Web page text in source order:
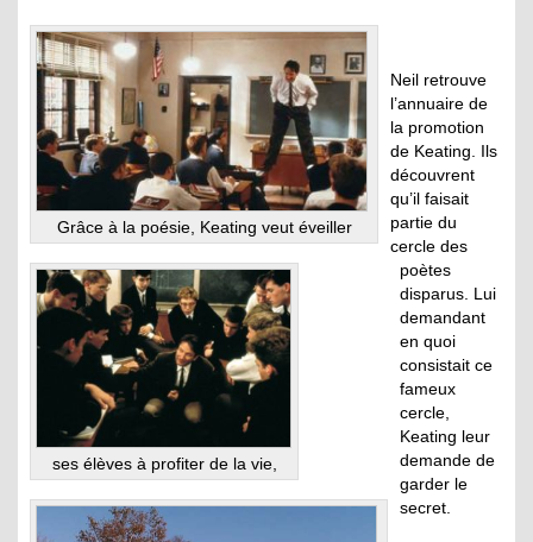
Grâce à la poésie, Keating veut éveiller
ses élèves à profiter de la vie,
Neil retrouve
l’annuaire de
la promotion
de Keating. Ils
découvrent
qu’il faisait
partie du
cercle des
poètes
disparus. Lui
demandant
en quoi
consistait ce
fameux
cercle,
Keating leur
demande de
garder le
secret.